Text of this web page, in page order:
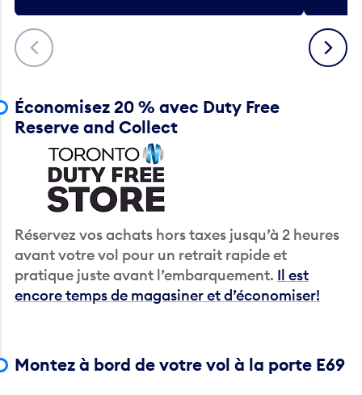
Précédent Suivant
Économisez 20 % avec Duty Free
Reserve and Collect
Réservez vos achats hors taxes jusqu’à 2 heures
avant votre vol pour un retrait rapide et
pratique juste avant l’embarquement. Il est
encore temps de magasiner et d’économiser!
Montez à bord de votre vol à la porte E69